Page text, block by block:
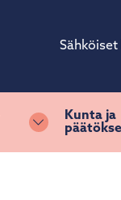
Vaihda
Kunta ja